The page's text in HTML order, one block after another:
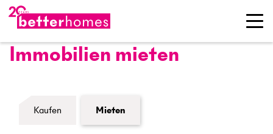
Immobilien mieten
Formular Immobiliensuche
Kaufen Mieten